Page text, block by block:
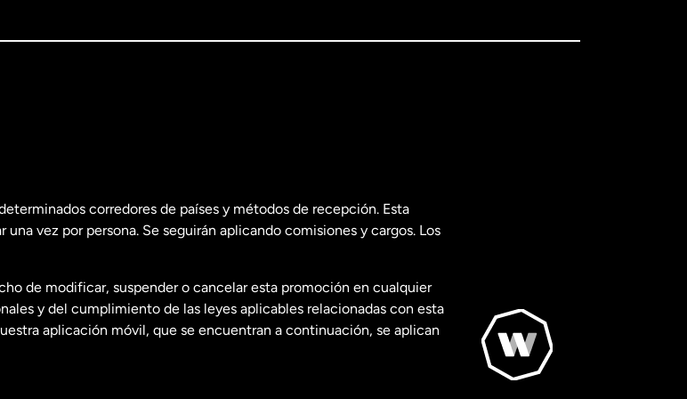
corredores de países y métodos de recepción. Esta
vez por persona. Se seguirán aplicando comisiones y cargos. Los
de modificar, suspender o cancelar esta promoción en cualquier
y del cumplimiento de las leyes aplicables relacionadas con esta
aplicación móvil, que se encuentran a continuación, se aplican